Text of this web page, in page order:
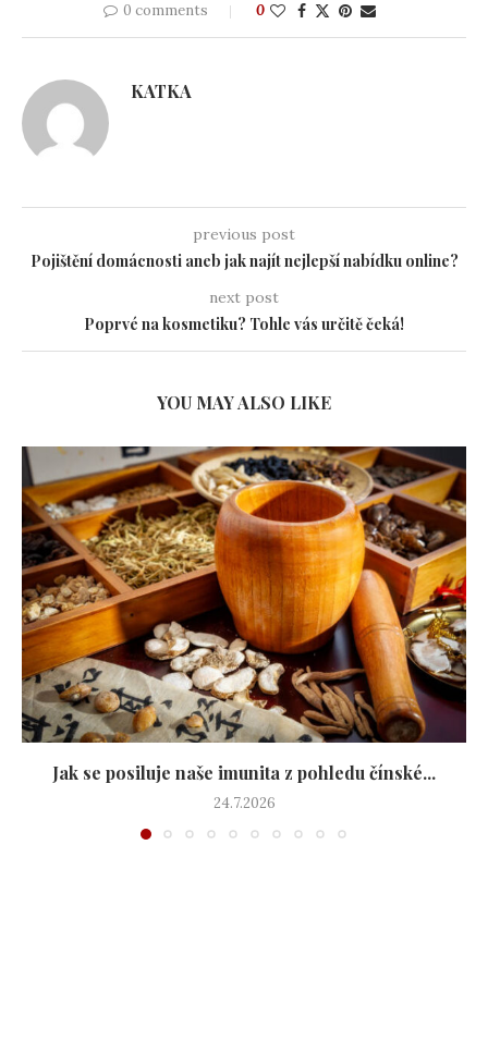
0 comments 0
KATKA
previous post
Pojištění domácnosti aneb jak najít nejlepší nabídku online?
next post
Poprvé na kosmetiku? Tohle vás určitě čeká!
YOU MAY ALSO LIKE
Jak se posiluje naše imunita z pohledu čínské...
24.7.2026